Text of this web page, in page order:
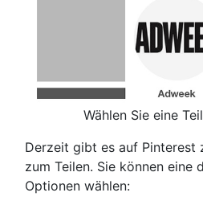
Wählen Sie eine
Derzeit gibt es auf Pinterest
zum Teilen. Sie können eine
Optionen wählen: